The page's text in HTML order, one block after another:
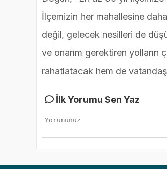
İlçemizin her mahallesine
değil, gelecek nesilleri de
ve onarım gerektiren yolların
rahatlatacak hem de
İlk Yorumu Sen Yaz